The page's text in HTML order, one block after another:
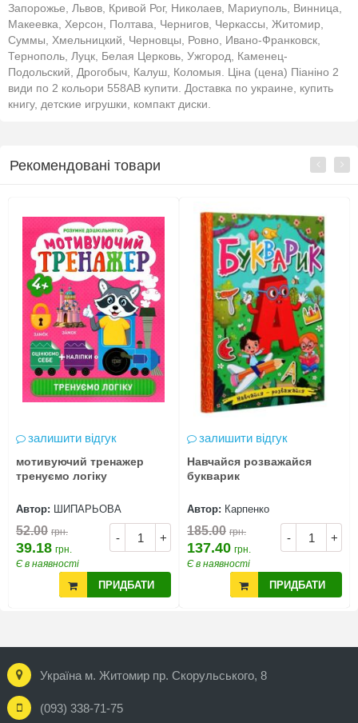
Запорожье, Львов, Кривой Рог, Николаев, Мариуполь, Винница,
Макеевка, Херсон, Полтава, Чернигов, Черкассы, Житомир,
Суммы, Хмельницкий, Черновцы, Ровно, Ивано-Франковск,
Тернополь, Луцк, Белая Церковь, Ужгород, Каменец-
Подольский, Дрогобыч, Калуш, Коломыя. Ціна (цена) Піаніно 2
види по 2 кольори 558AB купити. Доставка по украине, купить
книгу, детские игрушки, компакт диски.
Рекомендовані товари
залишити відгук
мотивуючий тренажер
тренуємо логіку
Автор: ШИПАРЬОВА
- +
52.00 грн.
39.18 грн.
Є в наявності
ПРИДБАТИ
залишити відгук
Навчайся розважайся
букварик
Автор: Карпенко
- +
185.00 грн.
137.40 грн.
Є в наявності
ПРИДБАТИ
Україна м. Житомир пр. Скорульського, 8
(093) 338-71-75